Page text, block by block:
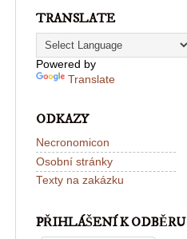
TRANSLATE
Powered by
Translate
ODKAZY
Necronomicon
Osobní stránky
Texty na zakázku
PŘIHLÁŠENÍ K ODBĚRU